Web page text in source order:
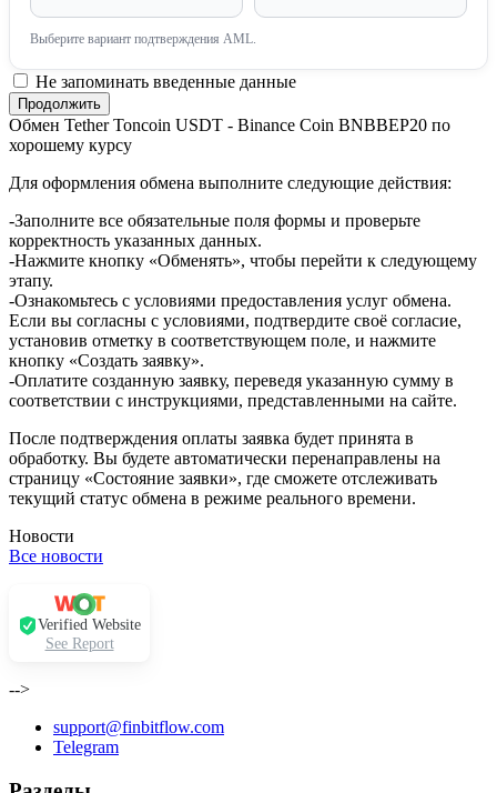
Выберите вариант подтверждения AML.
Не запоминать введенные данные
Обмен Tether Toncoin USDT - Binance Coin BNBBEP20 по
хорошему курсу
Для оформления обмена выполните следующие действия:
-Заполните все обязательные поля формы и проверьте
корректность указанных данных.
-Нажмите кнопку «Обменять», чтобы перейти к следующему
этапу.
-Ознакомьтесь с условиями предоставления услуг обмена.
Если вы согласны с условиями, подтвердите своё согласие,
установив отметку в соответствующем поле, и нажмите
кнопку «Создать заявку».
-Оплатите созданную заявку, переведя указанную сумму в
соответствии с инструкциями, представленными на сайте.
После подтверждения оплаты заявка будет принята в
обработку. Вы будете автоматически перенаправлены на
страницу «Состояние заявки», где сможете отслеживать
текущий статус обмена в режиме реального времени.
Новости
Все новости
Verified Website
See Report
-->
support@finbitflow.com
Telegram